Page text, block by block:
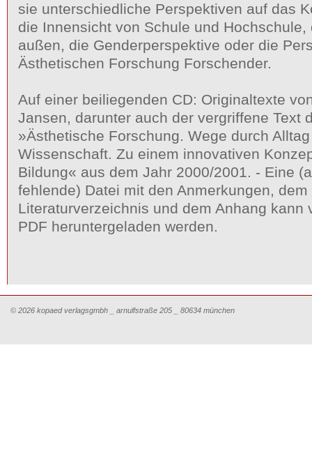
sie unterschiedliche Perspektiven auf das
die Innensicht von Schule und Hochschule,
außen, die Genderperspektive oder die
Ästhetischen Forschung Forschender.
Auf einer beiliegenden CD: Originaltexte
Jansen, darunter auch der vergriffene Text
»Ästhetische Forschung. Wege durch
Wissenschaft. Zu einem innovativen
Bildung« aus dem Jahr 2000/2001. - Eine
fehlende) Datei mit den Anmerkungen, dem
Literaturverzeichnis und dem Anhang kann
PDF heruntergeladen werden.
© 2026 kopaed verlagsgmbh _ arnulfstraße 205 _ 80634 münchen